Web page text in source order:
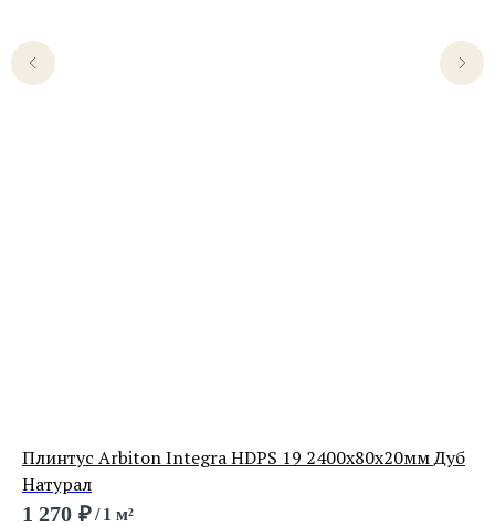
Плинтус Arbiton Integra HDPS 19 2400х80х20мм Дуб
Натурал
1 270 ₽/ 1 м²